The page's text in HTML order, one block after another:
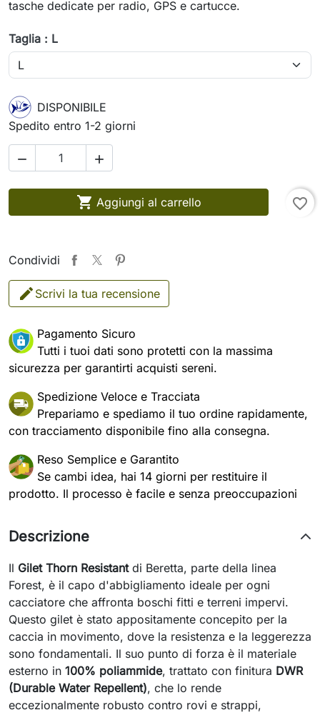
tasche dedicate per radio, GPS e cartucce.
Taglia : L
DISPONIBILE
Spedito entro 1-2 giorni
 
 Aggiungi al carrello favorite_border
Condividi
Scrivi la tua recensione
Pagamento Sicuro
Tutti i tuoi dati sono protetti con la massima
sicurezza per garantirti acquisti sereni.
Spedizione Veloce e Tracciata
Prepariamo e spediamo il tuo ordine rapidamente,
con tracciamento disponibile fino alla consegna.
Reso Semplice e Garantito
Se cambi idea, hai 14 giorni per restituire il
prodotto. Il processo è facile e senza preoccupazioni
Descrizione
Il Gilet Thorn Resistantdi Beretta, parte della linea
Forest, è il capo d'abbigliamento ideale per ogni
cacciatore che affronta boschi fitti e terreni impervi.
Questo gilet è stato appositamente concepito per la
caccia in movimento, dove la resistenza e la leggerezza
sono fondamentali. Il suo punto di forza è il materiale
esterno in 100% poliammide, trattato con finitura DWR
(Durable Water Repellent), che lo rende
eccezionalmente robusto contro rovi e strappi,